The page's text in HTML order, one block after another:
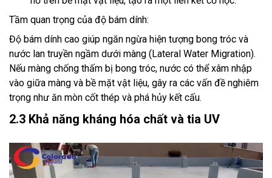
Tầm quan trọng của độ bám dính:
Độ bám dính cao giúp ngăn ngừa hiện tượng bong tróc và
nước lan truyền ngầm dưới màng (Lateral Water Migration).
Nếu màng chống thấm bị bong tróc, nước có thể xâm nhập
vào giữa màng và bề mặt vật liệu, gây ra các vấn đề nghiêm
trọng như ăn mòn cốt thép và phá hủy kết cấu.
2.3 Khả năng kháng hóa chất và tia UV